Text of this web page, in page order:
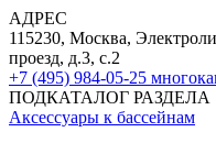
АДРЕС
115230, Москва,
проезд, д.3, с.2
+7 (495) 984-05-25
ПОДКАТАЛОГ РАЗДЕЛА
Аксессуары к бассейнам